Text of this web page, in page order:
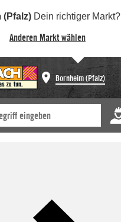
(Pfalz) Dein richtiger Markt?
Anderen Markt wählen
Bornheim (Pfalz)